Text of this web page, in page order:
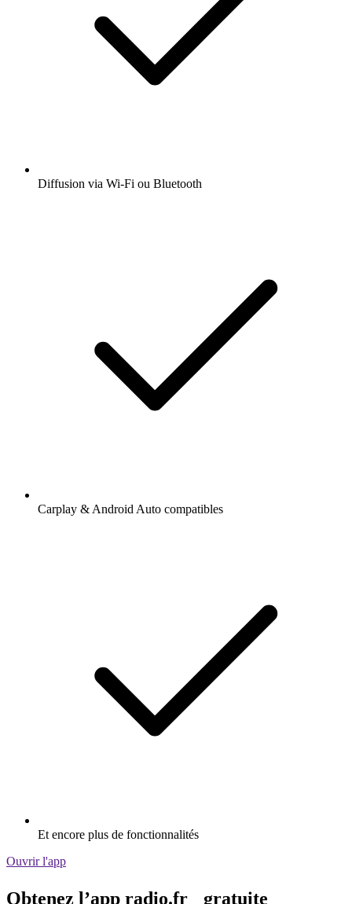
Diffusion via Wi-Fi ou Bluetooth
Carplay & Android Auto compatibles
Et encore plus de fonctionnalités
Ouvrir l'app
Obtenez l’app radio.fr gratuite